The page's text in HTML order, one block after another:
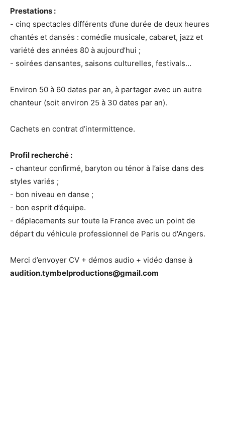
Prestations :
- cinq spectacles différents d’une durée de deux heures
chantés et dansés : comédie musicale, cabaret, jazz et
variété des années 80 à aujourd’hui ;
- soirées dansantes, saisons culturelles, festivals…
Environ 50 à 60 dates par an, à partager avec un autre
chanteur (soit environ 25 à 30 dates par an).
Cachets en contrat d’intermittence.
Profil recherché :
- chanteur confirmé, baryton ou ténor à l’aise dans des
styles variés ;
- bon niveau en danse ;
- bon esprit d’équipe.
- déplacements sur toute la France avec un point de
départ du véhicule professionnel de Paris ou d'Angers.
Merci d’envoyer CV + démos audio + vidéo danse à
audition.tymbelproductions@gmail.com